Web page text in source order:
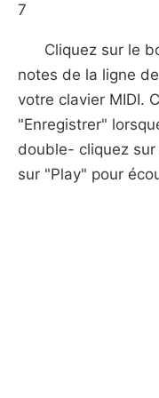
7
Cliquez sur le
notes de la ligne
votre clavier MIDI.
"Enregistrer"
double- cliquez
sur "Play" pour